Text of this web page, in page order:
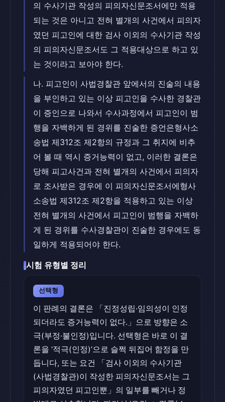
의 수사기관 작성의 피의자신문조서에만 적용
되는 것은 아니고 전혀 별개의 사건에서 피의자
였던 피고인에 대한 검사 이외의 수사기관 작성
의 피의자신문조서도 그 적용대상으로 하고 있
는 것이라고 보아야 한다.
나. 피고인이 사법경찰관 앞에서의 진술의 내용
을 부인하고 있는 이상 피고인을 수사한 경찰관
이 증인으로 나와서 수사과정에서 피고인이 범
행을 자백하게 된 경위를 진술한 증언은형사소
송법 제312조 제2항의 규정과 그 취지에 비추
어 볼 때 역시 증거능력이 없고, 이러한 결론은
당해 피고사건과 전혀 별개의 사건에서 피의자
로 조사받은 경우에 이 피의자신문조서에형사
소송법 제312조 제2항을 적용하고 있는 이상
전혀 별개의 사건에서 피고인이 범행을 자백하
게 된 경위를 수사경찰관이 진술한 경우에도 동
일하게 적용되어야 한다.
시험 유형별 정리
선택형
이 판례의 결론은 「진정성립·임의성이 인정
되더라도 증거능력이 없다.」으로 방향은 소
극(부정·불인정)입니다. 선택형은 바로 이 결
론을 ‘적극(인정)’으로 슬쩍 뒤집어 함정을 만
듭니다, 또는 요건 「검사 이외의 수사기관
(사법경찰관)이 작성한 피의자신문조서는 그
피의자였던 피고인뿐」의 일부를 빼거나 정